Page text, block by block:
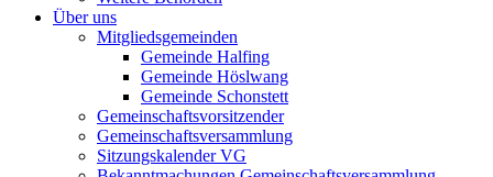
Über uns
Mitgliedsgemeinden
Gemeinde Halfing
Gemeinde Höslwang
Gemeinde Schonstett
Gemeinschaftsvorsitzender
Gemeinschaftsversammlung
Sitzungskalender VG